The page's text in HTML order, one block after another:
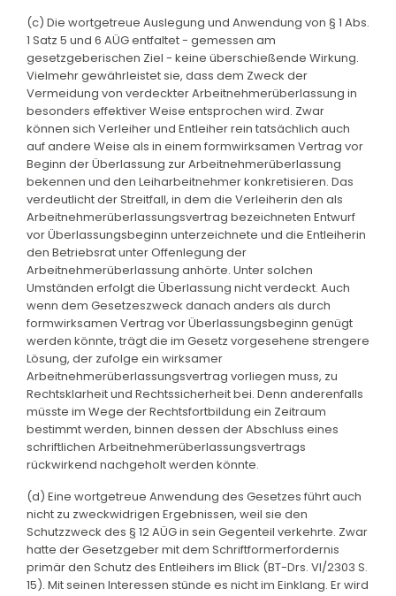
(c) Die wortgetreue Auslegung und Anwendung von § 1 Abs.
1 Satz 5 und 6 AÜG entfaltet - gemessen am
gesetzgeberischen Ziel - keine überschießende Wirkung.
Vielmehr gewährleistet sie, dass dem Zweck der
Vermeidung von verdeckter Arbeitnehmerüberlassung in
besonders effektiver Weise entsprochen wird. Zwar
können sich Verleiher und Entleiher rein tatsächlich auch
auf andere Weise als in einem formwirksamen Vertrag vor
Beginn der Überlassung zur Arbeitnehmerüberlassung
bekennen und den Leiharbeitnehmer konkretisieren. Das
verdeutlicht der Streitfall, in dem die Verleiherin den als
Arbeitnehmerüberlassungsvertrag bezeichneten Entwurf
vor Überlassungsbeginn unterzeichnete und die Entleiherin
den Betriebsrat unter Offenlegung der
Arbeitnehmerüberlassung anhörte. Unter solchen
Umständen erfolgt die Überlassung nicht verdeckt. Auch
wenn dem Gesetzeszweck danach anders als durch
formwirksamen Vertrag vor Überlassungsbeginn genügt
werden könnte, trägt die im Gesetz vorgesehene strengere
Lösung, der zufolge ein wirksamer
Arbeitnehmerüberlassungsvertrag vorliegen muss, zu
Rechtsklarheit und Rechtssicherheit bei. Denn anderenfalls
müsste im Wege der Rechtsfortbildung ein Zeitraum
bestimmt werden, binnen dessen der Abschluss eines
schriftlichen Arbeitnehmerüberlassungsvertrags
rückwirkend nachgeholt werden könnte.
(d) Eine wortgetreue Anwendung des Gesetzes führt auch
nicht zu zweckwidrigen Ergebnissen, weil sie den
Schutzzweck des § 12 AÜG in sein Gegenteil verkehrte. Zwar
hatte der Gesetzgeber mit dem Schriftformerfordernis
primär den Schutz des Entleihers im Blick (BT-Drs. VI/2303 S.
15). Mit seinen Interessen stünde es nicht im Einklang. Er wird